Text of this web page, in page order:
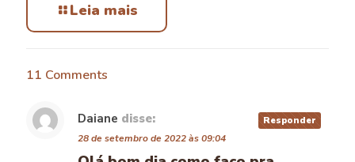
Leia mais
11 Comments
Daiane disse:
28 de setembro de 2022 às 09:04
Responder